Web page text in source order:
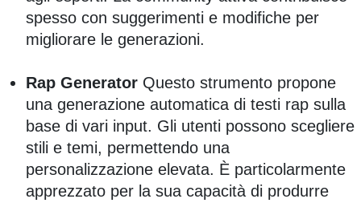
spesso con suggerimenti e modifiche per
migliorare le generazioni.
Rap Generator Questo strumento propone
una generazione automatica di testi rap sulla
base di vari input. Gli utenti possono scegliere
stili e temi, permettendo una
personalizzazione elevata. È particolarmente
apprezzato per la sua capacità di produrre